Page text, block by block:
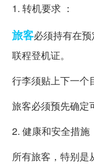
1. 转机要求 ：
旅客必须持有在
联程登机证。
行李须贴上下一个
旅客必须预先确定
2. 健康和安全措施
所有旅客，特别是